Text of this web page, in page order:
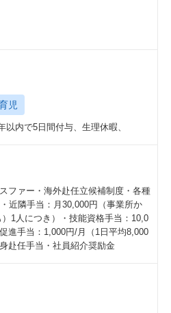
児
内で5日間付与、生理休暇、
ファー・海外赴任立候補制度・各種
近隣手当：月30,000円（事業所か
1人につき）・技能資格手当：10,0
進手当：1,000円/月（1日平均8,000
赴任手当・社員紹介奨励金